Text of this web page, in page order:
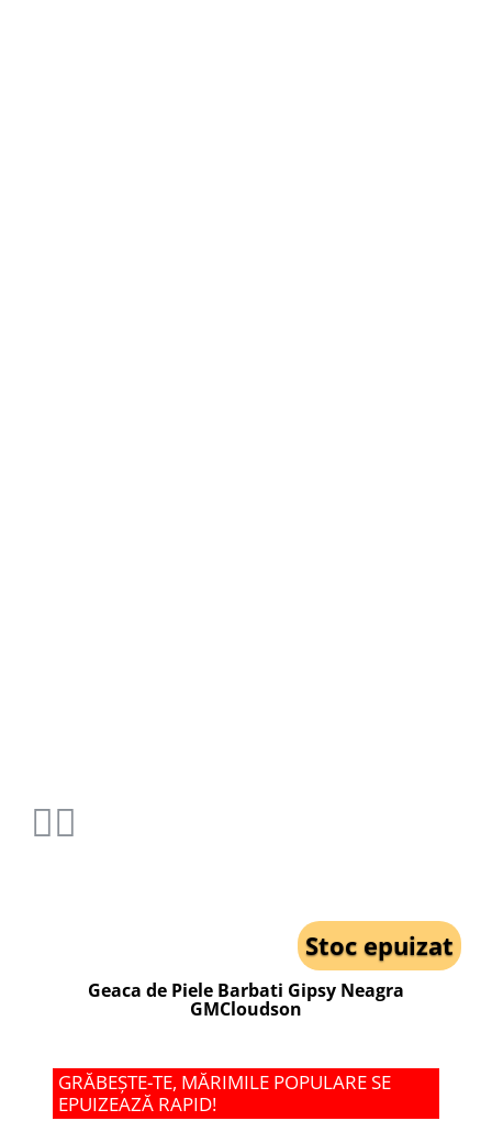
Stoc epuizat
Geaca de Piele Barbati Gipsy Neagra
GMCloudson
GRĂBEȘTE-TE, MĂRIMILE POPULARE SE
EPUIZEAZĂ RAPID!